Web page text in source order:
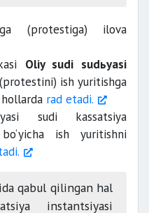
(protestiga) ilova
Oliy sudi sudьyasi
ish yuritishga
rad etadi.
sudi kassatsiya
ish yuritishni
qabul qilingan hal
instantsiyasi